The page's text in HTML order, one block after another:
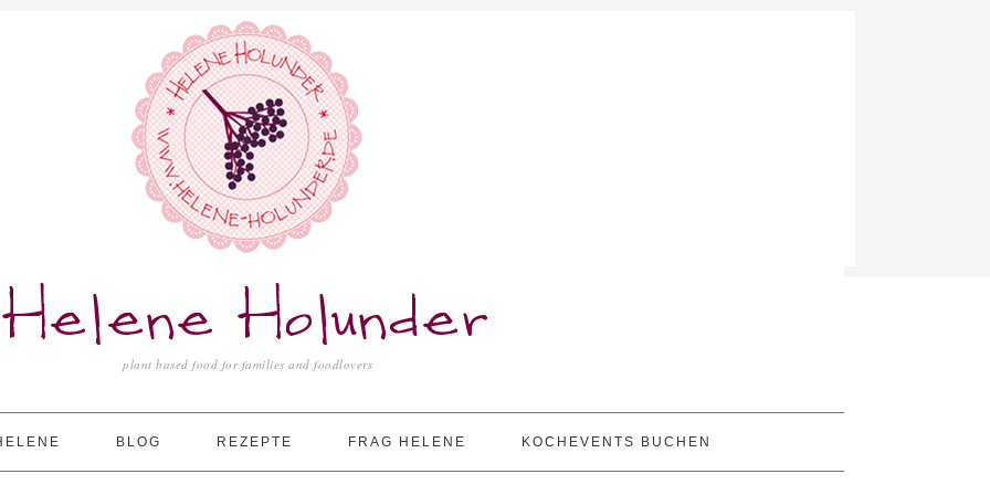
Helene Holunder
plant based food for families and foodlovers
BLOG REZEPTE FRAG HELENE KOCHEVENTS BUCHEN